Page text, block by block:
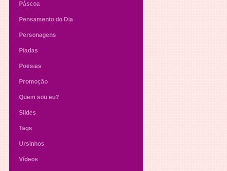
Páscoa
Pensamento do Dia
Personagens
Piadas
Poesias
Promoção
Quem sou eu?
Slides
Tags
Ursinhos
Vídeos